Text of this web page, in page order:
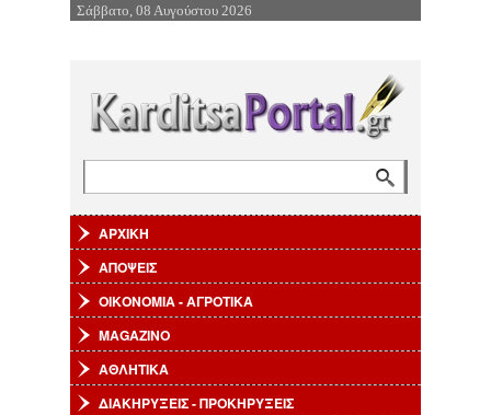
Επιστροφή στην Πλοήγηση
Σάββατο, 08 Αυγούστου 2026
ΑΡΧΙΚΗ
ΑΠΟΨΕΙΣ
ΟΙΚΟΝΟΜΙΑ - ΑΓΡΟΤΙΚΑ
MAGAZINO
ΑΘΛΗΤΙΚΑ
ΔΙΑΚΗΡΥΞΕΙΣ - ΠΡΟΚΗΡΥΞΕΙΣ